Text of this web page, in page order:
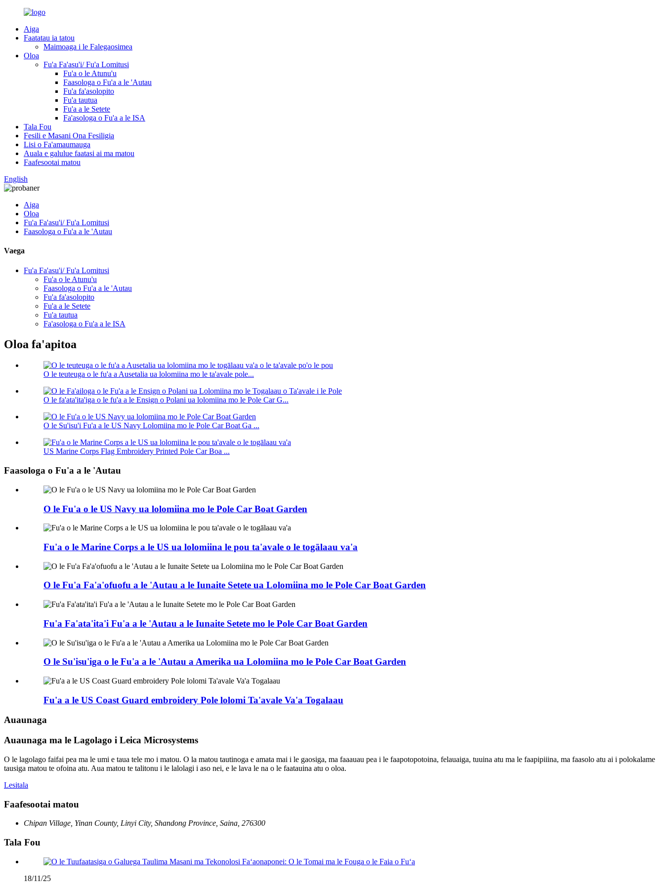
Aiga
Faatatau ia tatou
Maimoaga i le Falegaosimea
Oloa
Fu'a Fa'asu'i/ Fu'a Lomitusi
Fu'a o le Atunu'u
Faasologa o Fu'a a le 'Autau
Fu'a fa'asolopito
Fu'a tautua
Fu'a a le Setete
Fa'asologa o Fu'a a le ISA
Tala Fou
Fesili e Masani Ona Fesiligia
Lisi o Fa'amaumauga
Auala e galulue faatasi ai ma matou
Faafesootai matou
English
Aiga
Oloa
Fu'a Fa'asu'i/ Fu'a Lomitusi
Faasologa o Fu'a a le 'Autau
Vaega
Fu'a Fa'asu'i/ Fu'a Lomitusi
Fu'a o le Atunu'u
Faasologa o Fu'a a le 'Autau
Fu'a fa'asolopito
Fu'a a le Setete
Fu'a tautua
Fa'asologa o Fu'a a le ISA
Oloa fa'apitoa
O le teuteuga o le fu'a a Ausetalia ua lolomiina mo le ta'avale pole...
O le fa'ata'ita'iga o le fu'a a le Ensign o Polani ua lolomiina mo le Pole Car G...
O le Su'isu'i Fu'a a le US Navy Lolomiina mo le Pole Car Boat Ga ...
US Marine Corps Flag Embroidery Printed Pole Car Boa ...
Faasologa o Fu'a a le 'Autau
O le Fu'a o le US Navy ua lolomiina mo le Pole Car Boat Garden
Fu'a o le Marine Corps a le US ua lolomiina le pou ta'avale o le togālaau va'a
O le Fu'a Fa'a'ofuofu a le 'Autau a le Iunaite Setete ua Lolomiina mo le Pole Car Boat Garden
Fu'a Fa'ata'ita'i Fu'a a le 'Autau a le Iunaite Setete mo le Pole Car Boat Garden
O le Su'isu'iga o le Fu'a a le 'Autau a Amerika ua Lolomiina mo le Pole Car Boat Garden
Fu'a a le US Coast Guard embroidery Pole lolomi Ta'avale Va'a Togalaau
Auaunaga
Auaunaga ma le Lagolago i Leica Microsystems
O le lagolago faifai pea ma le umi e taua tele mo i matou. O la matou tautinoga e amata mai i le gaosiga, ma faaauau pea i le faapotopotoina, felauaiga, tuuina atu ma le faapipiiina, ma faasolo atu ai i polokalame
tausiga matou te ofoina atu. Aua matou te talitonu i le lalolagi i aso nei, e le lava le na o le faatauina atu o oloa.
Lesitala
Faafesootai matou
Chipan Village, Yinan County, Linyi City, Shandong Province, Saina, 276300
Tala Fou
18/11/25